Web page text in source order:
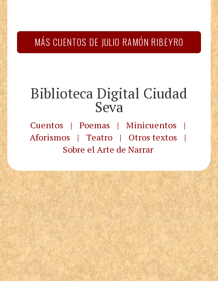
MÁS CUENTOS DE JULIO RAMÓN RIBEYRO
Biblioteca Digital Ciudad
Seva
Cuentos | Poemas | Minicuentos
|
Aforismos
| Teatro | Otros textos
|
Sobre el Arte de Narrar